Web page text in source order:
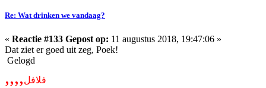
Re: Wat drinken we vandaag?
« Reactie #133 Gepost op: 11 augustus 2018, 19:47:06 »
Dat ziet er goed uit zeg, Poek!
Gelogd
,,,,فلافل